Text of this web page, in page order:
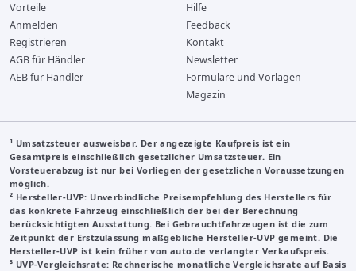
Vorteile
Anmelden
Registrieren
AGB für Händler
AEB für Händler
Hilfe
Feedback
Kontakt
Newsletter
Formulare und Vorlagen
Magazin
¹ Umsatzsteuer ausweisbar. Der angezeigte Kaufpreis ist ein
Gesamtpreis einschließlich gesetzlicher Umsatzsteuer. Ein
Vorsteuerabzug ist nur bei Vorliegen der gesetzlichen Voraussetzungen
möglich.
² Hersteller-UVP: Unverbindliche Preisempfehlung des Herstellers für
das konkrete Fahrzeug einschließlich der bei der Berechnung
berücksichtigten Ausstattung. Bei Gebrauchtfahrzeugen ist die zum
Zeitpunkt der Erstzulassung maßgebliche Hersteller-UVP gemeint. Die
Hersteller-UVP ist kein früher von auto.de verlangter Verkaufspreis.
³ UVP-Vergleichsrate: Rechnerische monatliche Vergleichsrate auf Basis